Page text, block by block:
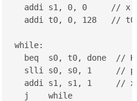
addi s1, 0, 0     // x
addi t0, 0, 128   //
while:
beq  s0, t0, done  //
slli s0, s0, 1     //
addi s1, s1, 1     //
  j    while